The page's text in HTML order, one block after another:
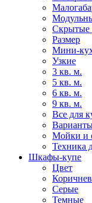
Скрытые
Размер
Мини-
Узкие
3 кв. м.
5 кв. м.
6 кв. м.
9 кв. м.
Все для
Мойки и
Техника
Шкафы-купе
Цвет
Серые
Темные